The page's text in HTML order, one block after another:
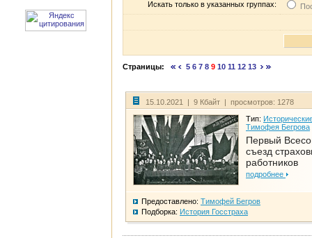
Искать только в указанных группах:
Страницы: 5 6 7 8 9 10 11 12 13
15.10.2021 | 9 Кбайт | просмотров: 1278
Тип:
Тимофея Бегрова
Первый
съезд
работников
подробнее
Предоставлено: Тимофей Бегров
Подборка: История Госстраха